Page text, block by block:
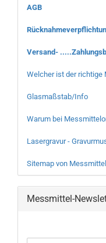
AGB
Versand-
Welcher ist der richtige
Glasmaßstab/Info
Warum bei
Lasergravur -
Sitemap von
Messmittel-